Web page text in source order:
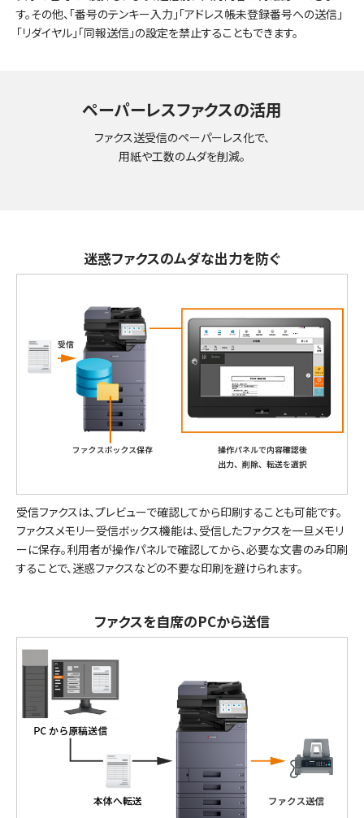
す。その他、「番号のテンキー入力」「アドレス帳未登録番号への送信」
「リダイヤル」「同報送信」の設定を禁止することもできます。
ペーパーレスファクスの活用
ファクス送受信のペーパーレス化で、
用紙や工数のムダを削減。
迷惑ファクスのムダな出力を防ぐ
受信ファクスは、プレビューで確認してから印刷することも可能です。
ファクスメモリー受信ボックス機能は、受信したファクスを一旦メモリ
ーに保存。利用者が操作パネルで確認してから、必要な文書のみ印刷
することで、迷惑ファクスなどの不要な印刷を避けられます。
ファクスを自席のPCから送信